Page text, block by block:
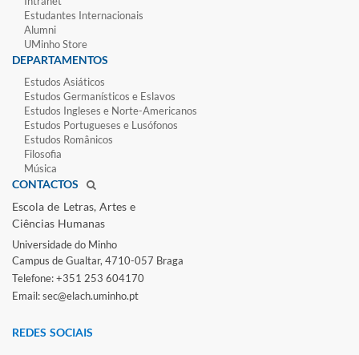
Estudantes Inter​​nacionais
Alumni
UMinho Store
DEPARTAMENTOS
Estudos Asiáticos
Estudos Germanísticos e Eslavos
Estudos Ingleses e Norte-​Americanos
Estudos Portugueses e Lusófonos
Estudos Românicos
Filosofia
Música
CONTACTOS
Escola de Letras, Artes e
Ciências Humanas
Universidade do Minho​
Campus de Gualtar, 4710-057 Braga
Telefone: +351 253 604170
Email: sec@elach.uminho.pt​
REDES SOCIAI​S